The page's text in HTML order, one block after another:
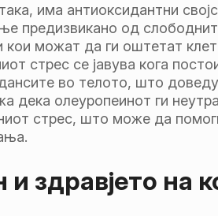
има антиоксидантни
предизвикано од
кои можат да ги оштетат
стрес се јавува кога
во телото, што
дека олеуропеинот ги
стрес, што може да
здравјето на